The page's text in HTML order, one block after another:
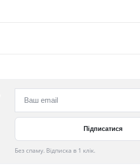
Без спаму. Відписка в 1 клік.